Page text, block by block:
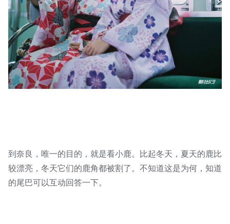
到奈良，唯一的目的，就是看小鹿。比起冬天，夏天的鹿比
较漂亮，冬天它们的鹿角都被割了。不知道这是为何，知道
的尾巴可以互动回答一下。